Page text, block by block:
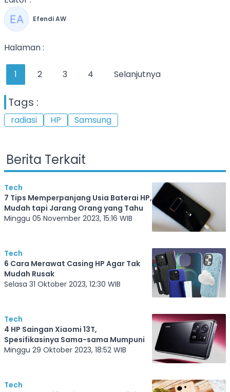
Efendi AW
Halaman :
1 2 3 4 Selanjutnya
Tags :
radiasi HP Samsung
Berita Terkait
Tech
7 Tips Memperpanjang Usia Baterai HP,
Mudah tapi Jarang Orang yang Tahu
Minggu 05 November 2023, 15:16 WIB
Tech
6 Cara Merawat Casing HP Agar Tak
Mudah Rusak
Selasa 31 Oktober 2023, 12:30 WIB
Tech
4 HP Saingan Xiaomi 13T,
Spesifikasinya Sama-sama Mumpuni
Minggu 29 Oktober 2023, 18:52 WIB
Tech